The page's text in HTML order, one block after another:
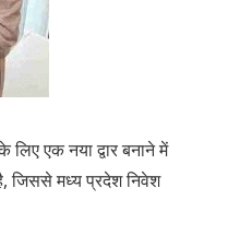
एक नया द्वार बनाने में
जिससे मध्य प्रदेश निवेश